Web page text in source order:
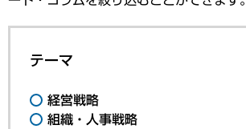
テーマ
経営戦略
組織・人事戦略